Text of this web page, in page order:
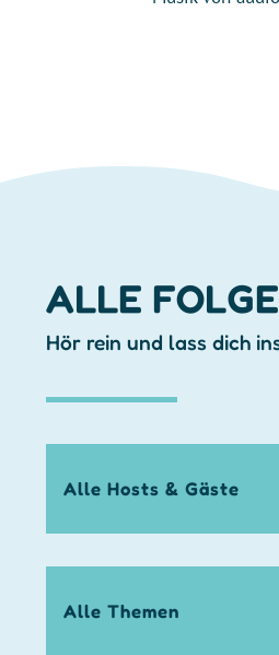
ALLE
Hör rein und lass dich